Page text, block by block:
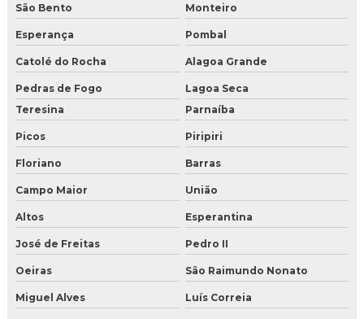
São Bento Monteiro
Esperança Pombal
Catolé do Rocha Alagoa Grande
Pedras de Fogo
Lagoa Seca
Teresina
Parnaíba
Picos Piripiri
Floriano Barras
Campo Maior União
Altos Esperantina
José de Freitas Pedro II
Oeiras São Raimundo Nonato
Miguel Alves Luís Correia